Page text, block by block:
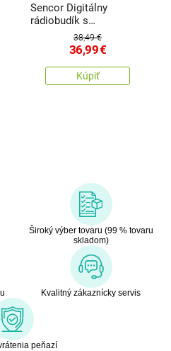
Sencor Digitálny
rádiobudík s
bezdrôtovou nabíjačkou
38,49 €
36,99€
Kúpiť
Široký výber tovaru (99 % tovaru
skladom)
Kvalitný zákaznícky servis
peňazí